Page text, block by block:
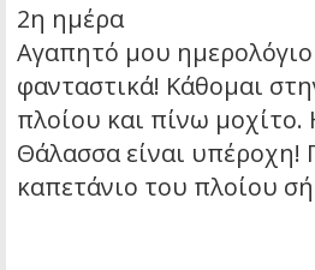
2η ημέρα
Αγαπητό μου ημερολόγιο
φανταστικά! Κάθομαι
πλοίου και πίνω
Θάλασσα είναι υπέροχη!
καπετάνιο του πλοίου